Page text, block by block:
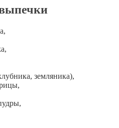
земляника),